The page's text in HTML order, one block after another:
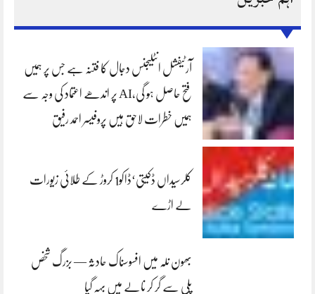
آرٹیفشل انٹلیجنس دجال کا فتنہ ہے جس پر ہمیں
فتح حاصل ہو گی،AI پر اندھے اعتماد کی وجہ سے
ہمیں خطرات لاحق ہیں پروفیسر احمد رفیق
کلرسیداں ڈکیتی‘ڈاکو1 کروڑ کے طلائی زیورات
لے اڑے
بھون نلہ میں افسوسناک حادثہ — بزرگ شخص
پلی سے گر کر نالے میں بہہ گیا